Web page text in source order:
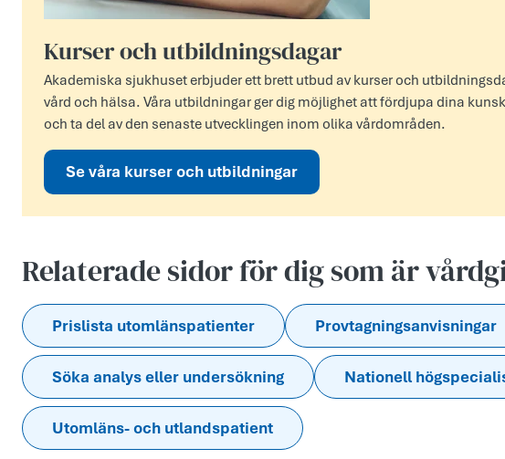
Kurser och utbildningsdagar
Akademiska sjukhuset erbjuder ett brett utbud av kurser och
vård och hälsa. Våra utbildningar ger dig möjlighet att fördjupa dina
och ta del av den senaste utvecklingen inom olika vårdområden.
Se våra kurser och utbildningar
Relaterade sidor för dig som är
Prislista utomlänspatienter Provtagningsanvisningar
Söka analys eller undersökning Nationell
Utomläns- och utlandspatient